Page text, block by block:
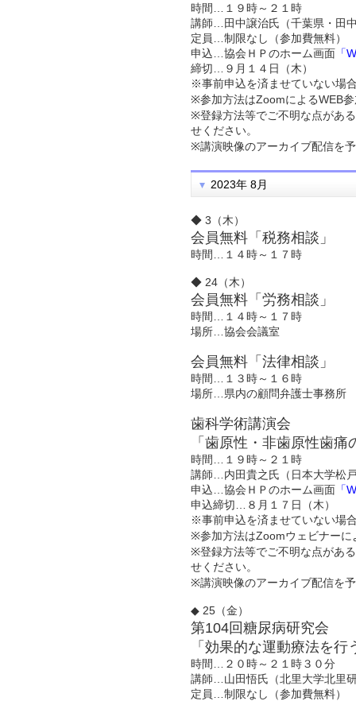
時間…１９時～２１時
講師…田中譲治氏（千葉県・田
定員…制限なし（参加費無料）
申込…協会ＨＰのホーム画面 「
締切…９月１４日（木）
※事前申込を済ませていない場
※参加方法はZoomによるWEB
※登録方法等でご不明な点があ
せください。
※講演映像のアーカイブ配信を
2023年 8月
◆ 3（木）
会員無料「税務相談」
時間…１４時～１７時
◆ 24（木）
会員無料「労務相談」
時間…１４時～１７時
場所…協会会議室
会員無料「法律相談」
時間…１３時～１６時
場所…県内の顧問弁護士事務所
歯科学術講演会
「歯原性・非歯原性歯
時間…１９時～２１時
講師…内田貴之氏（日本大学松
申込…協会ＨＰのホーム画面 「
申込締切…８月１７日（木）
※事前申込を済ませていない場
※参加方法はZoomウェビナーに
※登録方法等でご不明な点があ
せください。
※講演映像のアーカイブ配信を
◆ 25（金）
第104回糖尿病研究会
「効果的な運動療法を
時間…２０時～２１時３０分
講師…山田悟氏（北里大学北里
定員…制限なし（参加費無料）